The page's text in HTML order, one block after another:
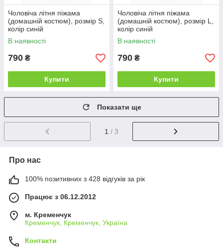
Чоловіча літня піжама
(домашній костюм), розмір S,
колір синій
В наявності
790 ₴
Купити
Чоловіча літня піжама
(домашній костюм), розмір L,
колір синій
В наявності
790 ₴
Купити
Показати ще
1 / 3
Про нас
100% позитивних з 428 відгуків за рік
Працює з 06.12.2012
м. Кременчук
Кременчук, Кременчук, Україна
Контакти